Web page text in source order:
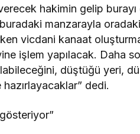
hakimin gelip burayı
manzarayla oradaki
vicdani kanaat
işlem yapılacak. Daha
düştüğü yeri,
dedi.